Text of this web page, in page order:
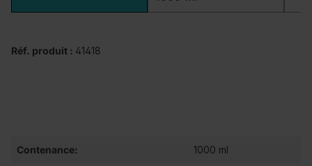
Réf. produit : 41418
Contenance: 1000 ml